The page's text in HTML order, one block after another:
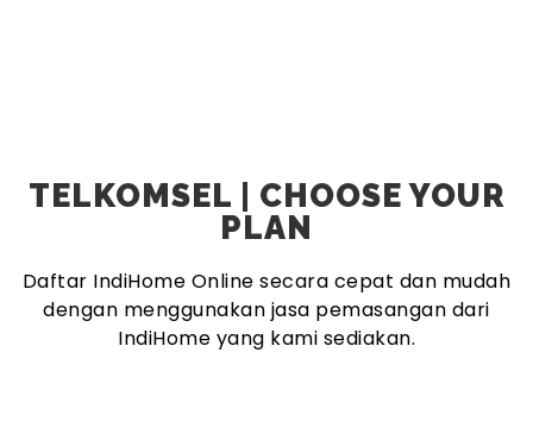
TELKOMSEL | CHOOSE YOUR
PLAN
Daftar IndiHome Online secara cepat dan mudah
dengan menggunakan jasa pemasangan dari
IndiHome yang kami sediakan.